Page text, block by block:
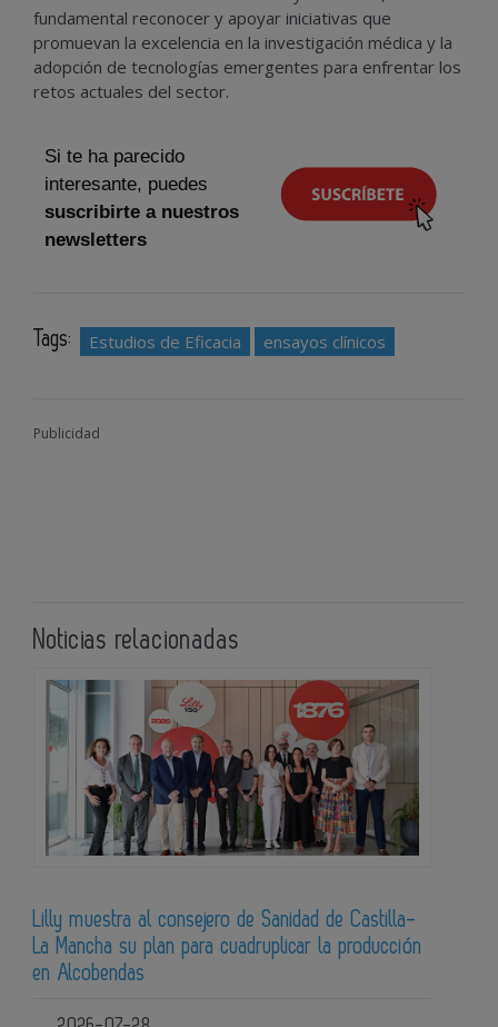
fundamental reconocer y apoyar iniciativas que
promuevan la excelencia en la investigación médica y la
adopción de tecnologías emergentes para enfrentar los
retos actuales del sector.
Si te ha parecido
interesante, puedes
suscribirte a nuestros
newsletters
Tags: Estudios de Eficacia ensayos clínicos
Publicidad
Noticias relacionadas
Lilly muestra al consejero de Sanidad de Castilla-
La Mancha su plan para cuadruplicar la producción
en Alcobendas